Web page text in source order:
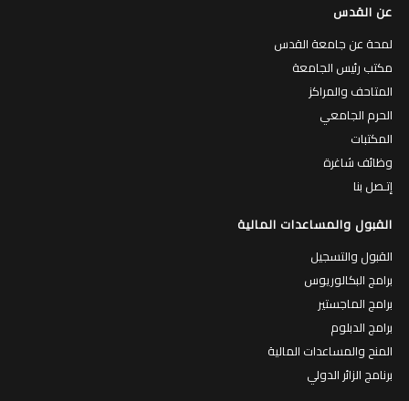
عن القدس
لمحة عن جامعة القدس
مكتب رئيس الجامعة
المتاحف والمراكز
الحرم الجامعي
المكتبات
وظائف شاغرة
إتـصل بنا
القبول والمساعدات المالية
القبول والتسجيل
برامج البكالوريوس
برامج الماجستير
برامج الدبلوم
المنح والمساعدات المالية
برنامج الزائر الدولي